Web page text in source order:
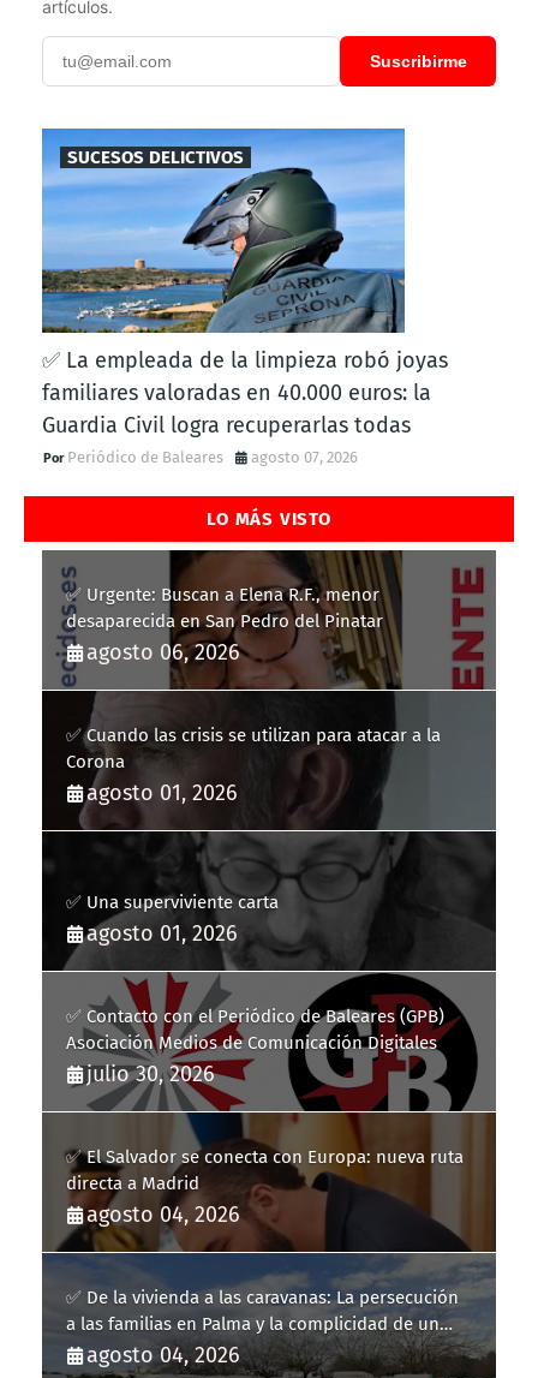
artículos.
Suscribirme
SUCESOS DELICTIVOS
✅ La empleada de la limpieza robó joyas
familiares valoradas en 40.000 euros: la
Guardia Civil logra recuperarlas todas
Periódico de Baleares agosto 07, 2026
LO MÁS VISTO
✅ Urgente: Buscan a Elena R.F., menor
desaparecida en San Pedro del Pinatar
agosto 06, 2026
✅ Cuando las crisis se utilizan para atacar a la
Corona
agosto 01, 2026
✅ Una superviviente carta
agosto 01, 2026
✅ Contacto con el Periódico de Baleares (GPB)
Asociación Medios de Comunicación Digitales
julio 30, 2026
✅ El Salvador se conecta con Europa: nueva ruta
directa a Madrid
agosto 04, 2026
✅ De la vivienda a las caravanas: La persecución
a las familias en Palma y la complicidad de un
fracaso heredado
agosto 04, 2026